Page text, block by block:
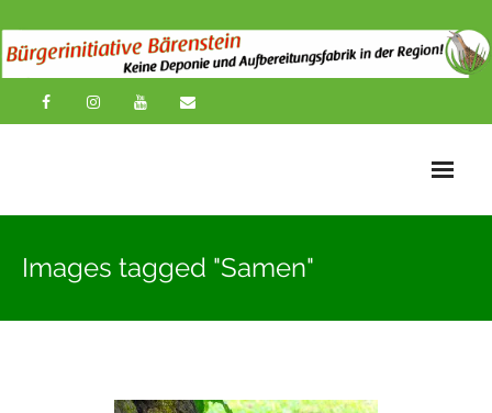
News
Images tagged "Samen"